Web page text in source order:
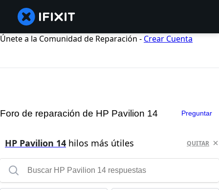
Únete a la Comunidad de Reparación - Crear Cuenta
Foro de reparación de HP Pavilion 14 Preguntar
HP Pavilion 14 hilos más útiles QUITAR